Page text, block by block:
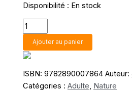
Disponibilité : En stock
quantité
de
Minéraux,
roches
et
fossiles
Ajouter au panier
ISBN:9782890007864 Auteur:
Catégories :Adulte, Nature